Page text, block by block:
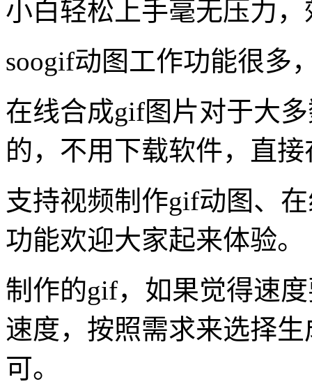
小白轻松上手毫无压力
soogif动图工作功能很多
在线合成gif图片对于大
的，不用下载软件，直
支持视频制作gif动图、
功能欢迎大家起来体验。
制作的gif，如果觉得速
速度，按照需求来选择
可。